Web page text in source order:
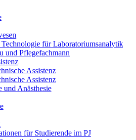
für Laboratoriumsanalytik
und Pflegefachmann
Assistenz
Assistenz
und Anästhesie
für Studierende im PJ